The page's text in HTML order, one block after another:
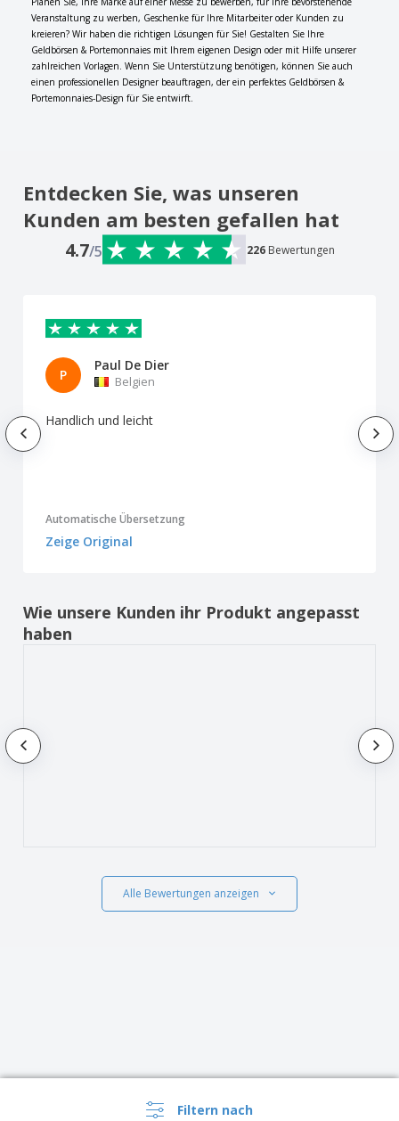
Filtern nach
Veranstaltung zu werben, Geschenke für Ihre Mitarbeiter oder Kunden zu
kreieren? Wir haben die richtigen Lösungen für Sie! Gestalten Sie Ihre
Geldbörsen & Portemonnaies mit Ihrem eigenen Design oder mit Hilfe unserer
zahlreichen Vorlagen. Wenn Sie Unterstützung benötigen, können Sie auch
einen professionellen Designer beauftragen, der ein perfektes Geldbörsen &
Portemonnaies-Design für Sie entwirft.
Entdecken Sie, was unseren
Kunden am besten gefallen hat
4.7/5 226 Bewertungen
P
Paul De Dier
Belgien
Handlich und leicht
Automatische Übersetzung
Zeige Original
Wie unsere Kunden ihr Produkt angepasst
haben
Alle Bewertungen anzeigen